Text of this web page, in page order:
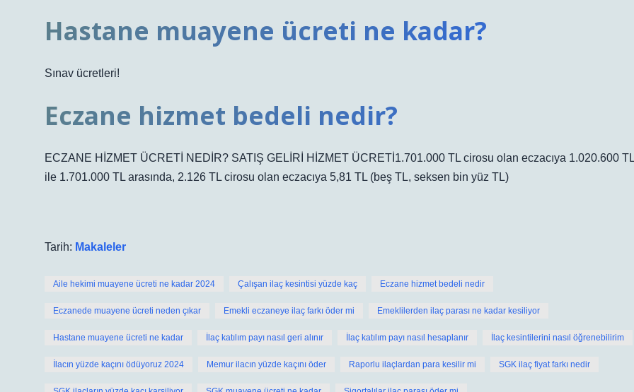
Hastane muayene ücreti ne kadar?
Sınav ücretleri!
Eczane hizmet bedeli nedir?
ECZANE HİZMET ÜCRETİ NEDİR? SATIŞ GELİRİ HİZMET ÜCRETİ1.701.000 TL cirosu olan eczacıya 1.020.600 TL
ile 1.701.000 TL arasında, 2.126 TL cirosu olan eczacıya 5,81 TL (beş TL, seksen bin yüz TL)
Tarih: Makaleler
Aile hekimi muayene ücreti ne kadar 2024 Çalışan ilaç kesintisi yüzde kaç Eczane hizmet bedeli nedir
Eczanede muayene ücreti neden çıkar Emekli eczaneye ilaç farkı öder mi Emeklilerden ilaç parası ne kadar kesiliyor
Hastane muayene ücreti ne kadar İlaç katılım payı nasıl geri alınır İlaç katılım payı nasıl hesaplanır İlaç kesintilerini nasıl öğrenebilirim
İlacın yüzde kaçını ödüyoruz 2024 Memur ilacın yüzde kaçını öder Raporlu ilaçlardan para kesilir mi SGK ilaç fiyat farkı nedir